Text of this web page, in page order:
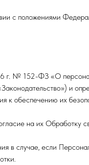
с положениями
г. № 152-ФЗ «О
и
к обеспечению их
на их Обработку
в случае, если